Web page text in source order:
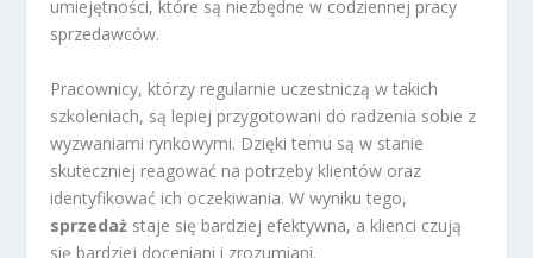
umiejętności, które są niezbędne w codziennej pracy
sprzedawców.
Pracownicy, którzy regularnie uczestniczą w takich
szkoleniach, są lepiej przygotowani do radzenia sobie z
wyzwaniami rynkowymi. Dzięki temu są w stanie
skuteczniej reagować na potrzeby klientów oraz
identyfikować ich oczekiwania. W wyniku tego,
sprzedaż staje się bardziej efektywna, a klienci czują
się bardziej doceniani i zrozumiani.